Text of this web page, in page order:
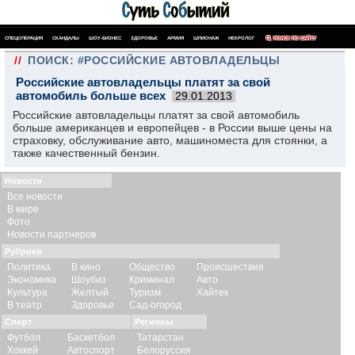
СПЕЦОПЕРАЦИЯ СКАНДАЛЫ ШОУ-БИЗНЕС ЗДОРОВЬЕ АРМИЯ ШПИОНАЖ НЕКРОЛОГ ПОИСК ПО САЙТУ
// ПОИСК: #РОССИЙСКИЕ АВТОВЛАДЕЛЬЦЫ
Российские автовладельцы платят за свой
автомобиль больше всех
29.01.2013
Российские автовладельцы платят за свой автомобиль
больше американцев и европейцев - в России выше цены на
страховку, обслуживание авто, машиноместа для стоянки, а
также качественный бензин.
Новости
Все новости
В мире
Фото
Новости партнеров
Рубрики
Политика
Экономика
Культура
В театр
В кино
Шоубиз
Желтый
Здоровье
Общество
Криминал
Туризм
Сад-огород
Происшествия
Авто
Хайтек
Спорт
Футбол
Хоккей
Баскетбол
Автоспорт
Регионы
Татарстан
Белоруссия